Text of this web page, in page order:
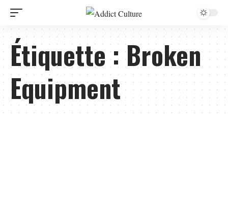
Étiquette :Broken
Equipment